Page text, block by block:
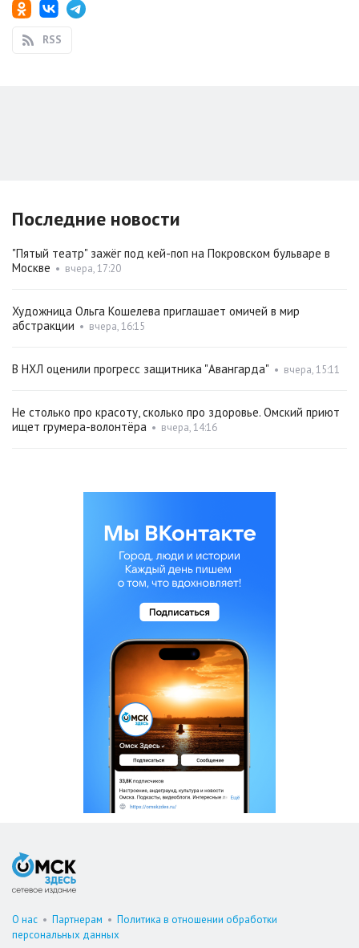
RSS
Последние новости
"Пятый театр" зажёг под кей-поп на Покровском бульваре в
Москве • вчера, 17:20
Художница Ольга Кошелева приглашает омичей в мир
абстракции • вчера, 16:15
В НХЛ оценили прогресс защитника "Авангарда" • вчера, 15:11
Не столько про красоту, сколько про здоровье. Омский приют
ищет грумера-волонтёра • вчера, 14:16
О нас • Партнерам • Политика в отношении обработки
персональных данных